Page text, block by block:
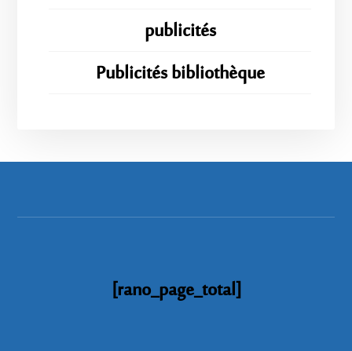
publicités
Publicités bibliothèque
[rano_page_total]